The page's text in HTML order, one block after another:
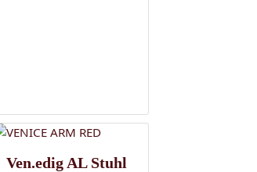
Ven.edig AL Stuhl